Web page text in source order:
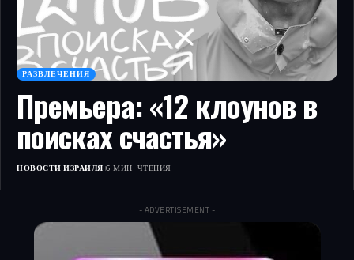
РАЗВЛЕЧЕНИЯ
Премьера: «12 клоунов в
поисках счастья»
НОВОСТИ ИЗРАИЛЯ 6 МИН. ЧТЕНИЯ
- ADVERTISEMENT -